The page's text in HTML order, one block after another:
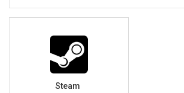
Steam